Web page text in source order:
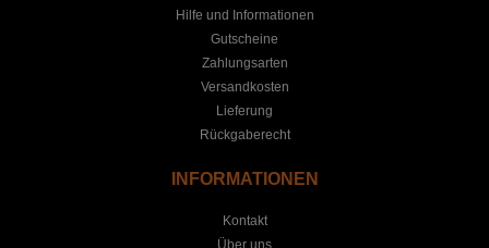
Hilfe und Informationen
Gutscheine
Zahlungsarten
Versandkosten
Lieferung
Rückgaberecht
INFORMATIONEN
Kontakt
Über uns